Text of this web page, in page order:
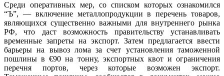
Среди оперативных мер, со списком которых ознакомился
“Ъ”, — включение металлопродукции в перечень товаров,
являющихся существенно важными для внутреннего рынка
РФ, что даст возможность правительству устанавливать
временные запреты на экспорт. Затем предлагается ввести
барьеры на вывоз лома за счет установления таможенной
пошлины в €90 на тонну, экспортных квот и ограничения
перечня портов, через которые возможен экспорт.